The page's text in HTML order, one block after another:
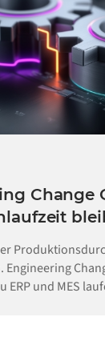
Change
Engineering
ERP und MES